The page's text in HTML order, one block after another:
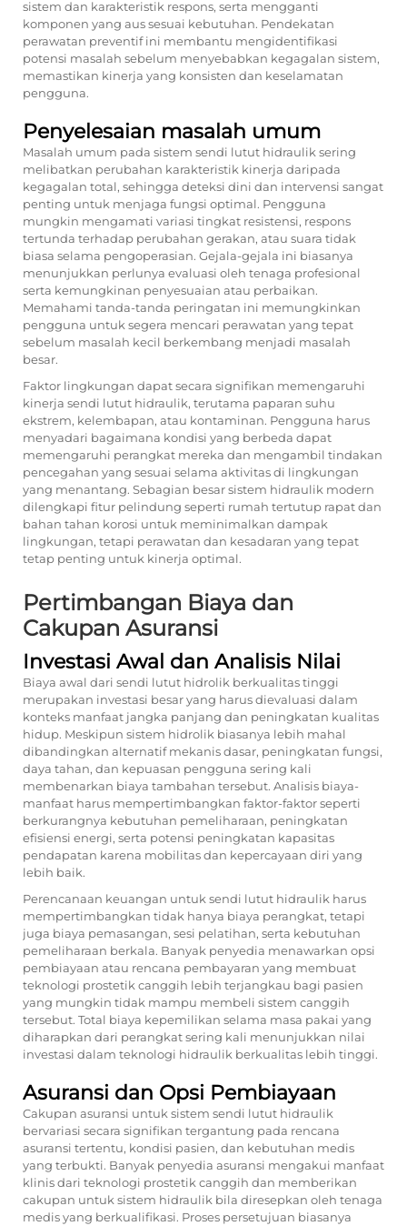
sistem dan karakteristik respons, serta mengganti
komponen yang aus sesuai kebutuhan. Pendekatan
perawatan preventif ini membantu mengidentifikasi
potensi masalah sebelum menyebabkan kegagalan sistem,
memastikan kinerja yang konsisten dan keselamatan
pengguna.
Penyelesaian masalah umum
Masalah umum pada sistem sendi lutut hidraulik sering
melibatkan perubahan karakteristik kinerja daripada
kegagalan total, sehingga deteksi dini dan intervensi sangat
penting untuk menjaga fungsi optimal. Pengguna
mungkin mengamati variasi tingkat resistensi, respons
tertunda terhadap perubahan gerakan, atau suara tidak
biasa selama pengoperasian. Gejala-gejala ini biasanya
menunjukkan perlunya evaluasi oleh tenaga profesional
serta kemungkinan penyesuaian atau perbaikan.
Memahami tanda-tanda peringatan ini memungkinkan
pengguna untuk segera mencari perawatan yang tepat
sebelum masalah kecil berkembang menjadi masalah
besar.
Faktor lingkungan dapat secara signifikan memengaruhi
kinerja sendi lutut hidraulik, terutama paparan suhu
ekstrem, kelembapan, atau kontaminan. Pengguna harus
menyadari bagaimana kondisi yang berbeda dapat
memengaruhi perangkat mereka dan mengambil tindakan
pencegahan yang sesuai selama aktivitas di lingkungan
yang menantang. Sebagian besar sistem hidraulik modern
dilengkapi fitur pelindung seperti rumah tertutup rapat dan
bahan tahan korosi untuk meminimalkan dampak
lingkungan, tetapi perawatan dan kesadaran yang tepat
tetap penting untuk kinerja optimal.
Pertimbangan Biaya dan
Cakupan Asuransi
Investasi Awal dan Analisis Nilai
Biaya awal dari sendi lutut hidrolik berkualitas tinggi
merupakan investasi besar yang harus dievaluasi dalam
konteks manfaat jangka panjang dan peningkatan kualitas
hidup. Meskipun sistem hidrolik biasanya lebih mahal
dibandingkan alternatif mekanis dasar, peningkatan fungsi,
daya tahan, dan kepuasan pengguna sering kali
membenarkan biaya tambahan tersebut. Analisis biaya-
manfaat harus mempertimbangkan faktor-faktor seperti
berkurangnya kebutuhan pemeliharaan, peningkatan
efisiensi energi, serta potensi peningkatan kapasitas
pendapatan karena mobilitas dan kepercayaan diri yang
lebih baik.
Perencanaan keuangan untuk sendi lutut hidraulik harus
mempertimbangkan tidak hanya biaya perangkat, tetapi
juga biaya pemasangan, sesi pelatihan, serta kebutuhan
pemeliharaan berkala. Banyak penyedia menawarkan opsi
pembiayaan atau rencana pembayaran yang membuat
teknologi prostetik canggih lebih terjangkau bagi pasien
yang mungkin tidak mampu membeli sistem canggih
tersebut. Total biaya kepemilikan selama masa pakai yang
diharapkan dari perangkat sering kali menunjukkan nilai
investasi dalam teknologi hidraulik berkualitas lebih tinggi.
Asuransi dan Opsi Pembiayaan
Cakupan asuransi untuk sistem sendi lutut hidraulik
bervariasi secara signifikan tergantung pada rencana
asuransi tertentu, kondisi pasien, dan kebutuhan medis
yang terbukti. Banyak penyedia asuransi mengakui manfaat
klinis dari teknologi prostetik canggih dan memberikan
cakupan untuk sistem hidraulik bila diresepkan oleh tenaga
medis yang berkualifikasi. Proses persetujuan biasanya